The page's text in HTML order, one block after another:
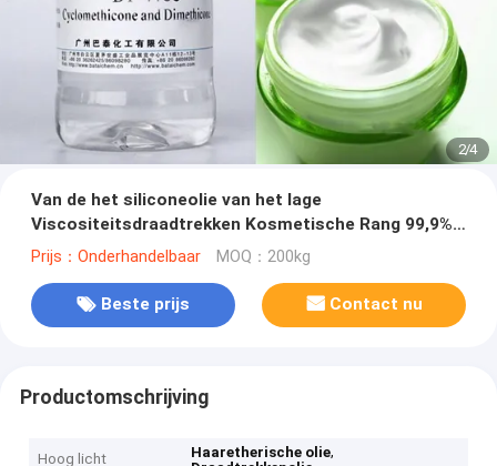
2/4
Van de het siliconeolie van het lage
Viscositeitsdraadtrekken Kosmetische Rang 99,9%
Efficiënte Samenstelling
Prijs：Onderhandelbaar MOQ：200kg
Beste prijs Contact nu
Productomschrijving
Hoog licht Haaretherische olie,